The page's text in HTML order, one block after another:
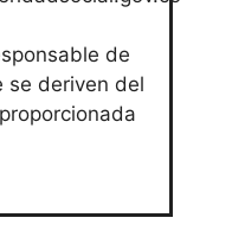
de
se deriven del